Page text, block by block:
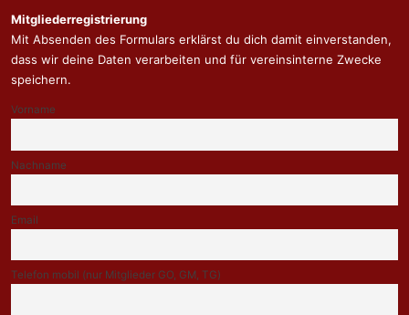
Mitgliederregistrierung
Mit Absenden des Formulars erklärst du dich damit einverstanden,
dass wir deine Daten verarbeiten und für vereinsinterne Zwecke
speichern.
Vorname
Nachname
Email
Telefon mobil (nur Mitglieder GO, GM, TG)